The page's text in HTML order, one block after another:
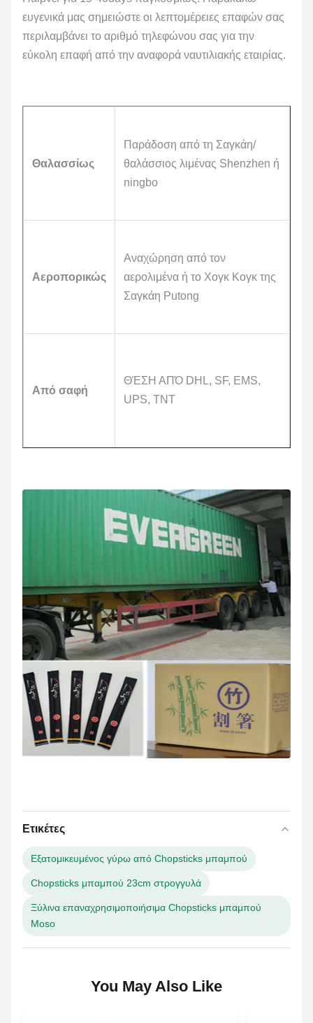
ευγενικά μας σημειώστε οι λεπτομέρειες επαφών σας
περιλαμβάνει το αριθμό τηλεφώνου σας για την
εύκολη επαφή από την αναφορά ναυτιλιακής εταιρίας.
Θαλασσίως
Παράδοση από τη Σαγκάη/
θαλάσσιος λιμένας Shenzhen ή
ningbo
Αεροπορικώς
Αναχώρηση από τον
αερολιμένα ή το Χογκ Κογκ της
Σαγκάη Putong
Από σαφή
ΘΈΣΗ ΑΠΌ DHL, SF, EMS,
UPS, TNT
Ετικέτες
Εξατομικευμένος γύρω από Chopsticks μπαμπού
Chopsticks μπαμπού 23cm στρογγυλά
Ξύλινα επαναχρησιμοποιήσιμα Chopsticks μπαμπού
Moso
You May Also Like